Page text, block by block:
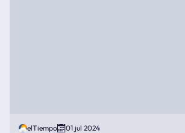
elTiempo 01 jul 2024